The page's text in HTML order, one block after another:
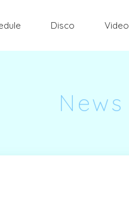
Disco Video
News